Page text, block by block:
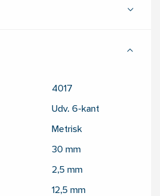
4017
Udv. 6-kant
Metrisk
30 mm
2,5 mm
12,5 mm